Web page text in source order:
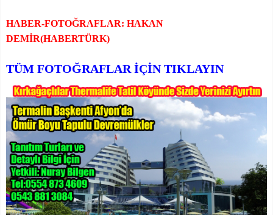
HABER-FOTOĞRAFLAR: HAKAN
DEMİR(HABERTÜRK)
TÜM FOTOĞRAFLAR İÇİN TIKLAYIN